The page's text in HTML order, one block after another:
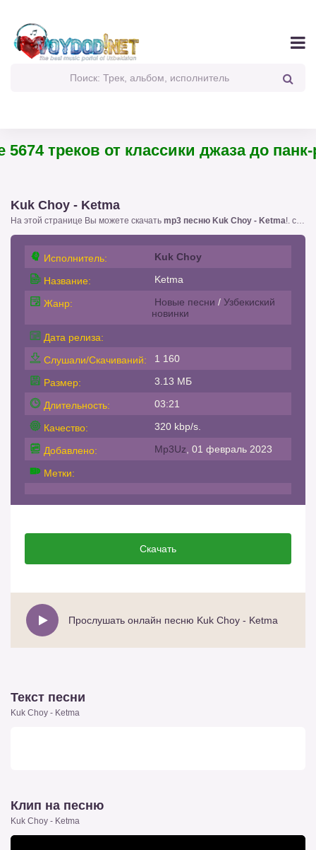
треков от классики джаза до панк-
Kuk Choy - Ketma
На этой странице Вы можете скачать mp3 песню Kuk Choy - Ketma!. с размером 3.13 бесплатно или слушать
Исполнитель: Kuk Choy
Название: Ketma
Жанр: Новые песни / Узбекиский
новинки
Дата релиза:
Слушали/Скачиваний:
1 160
Размер: 3.13 МБ
Длительность: 03:21
Качество: 320 kbp/s.
Добавлено: Mp3Uz , 01 февраль 2023
Метки:
Скачать
Прослушать онлайн песню Kuk Choy - Ketma
Текст песни
Kuk Choy - Ketma
Клип на песню
Kuk Choy - Ketma